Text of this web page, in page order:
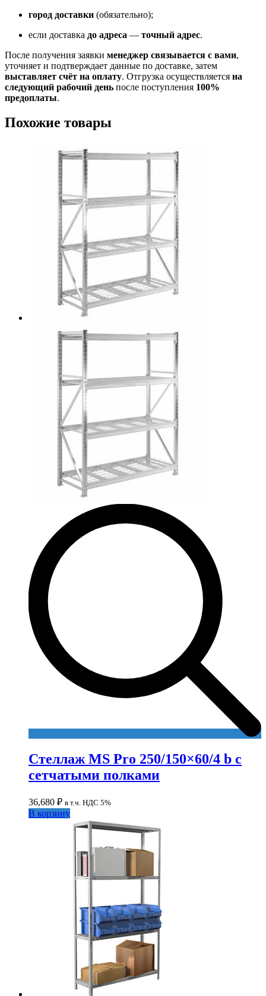
город доставки (обязательно);
если доставка до адреса — точный адрес.
После получения заявки менеджер связывается с вами,
уточняет и подтверждает данные по доставке, затем
выставляет счёт на оплату. Отгрузка осуществляется на
следующий рабочий день после поступления 100%
предоплаты.
Похожие товары
Стеллаж MS Pro 250/150×60/4 b с
сетчатыми полками
36,680 ₽ в т.ч. НДС 5%
В корзину